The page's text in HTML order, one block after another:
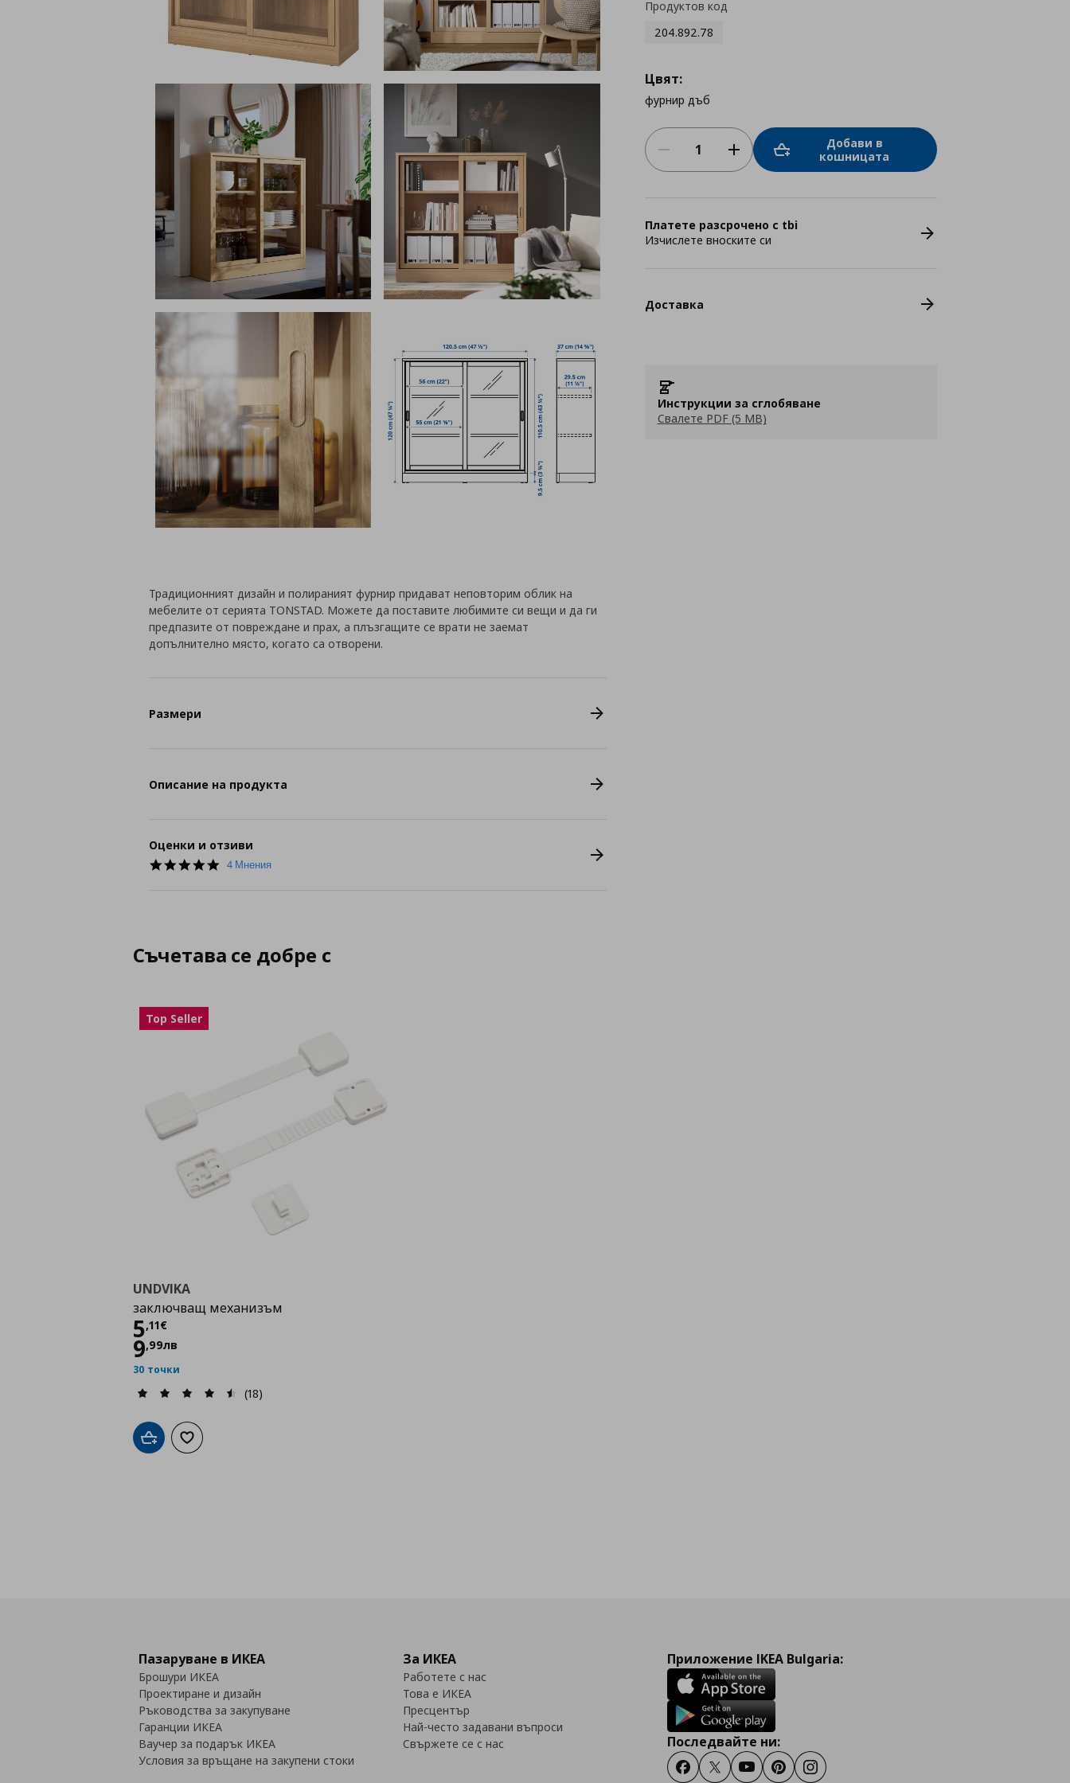
Продуктов код
204.892.78
Цвят:
фурнир дъб
Добави в
кошницата
Платете разсрочено с tbi
Изчислете вноските си
Доставка
Инструкции за сглобяване
Свалете PDF (5 MB)
Традиционният дизайн и полираният фурнир придават неповторим облик на
мебелите от серията TONSTAD. Можете да поставите любимите си вещи и да ги
предпазите от повреждане и прах, а плъзгащите се врати не заемат
допълнително място, когато са отворени.
Размери
Описание на продукта
Оценки и отзиви
5.0
4 Мнения
Съчетава се добре с
Top Seller
UNDVIKA
заключващ механизъм
5,11€
Цена
9,99лв
30 точки
(18)
Добави в кошницата
Добави към списъка с любими
Пазаруване в ИКЕА
Брошури ИКЕА
Проектиране и дизайн
Ръководства за закупуване
Гаранции ИКЕА
Ваучер за подарък ИКЕА
Условия за връщане на закупени стоки
За ИКЕА
Работете с нас
Това е ИКЕА
Пресцентър
Най-често задавани въпроси
Свържете се с нас
Приложение IKEA Bulgaria:
Последвайте ни:
FacebookTwitterYoutubePinterestInstagram